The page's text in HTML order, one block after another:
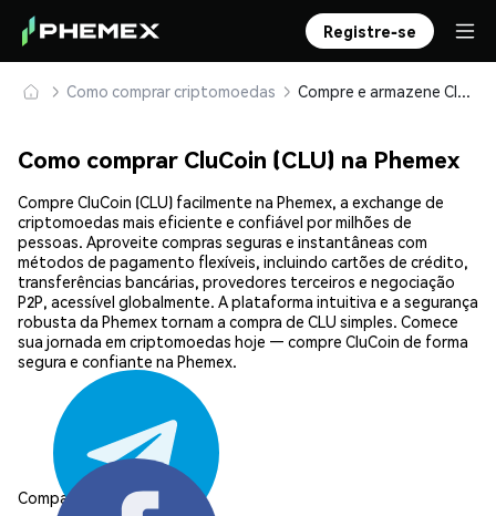
Registre-se
Como comprar criptomoedas Compre e armazene CluCoin (CLU) com segurança
Como comprar CluCoin (CLU) na Phemex
Compre CluCoin (CLU) facilmente na Phemex, a exchange de
criptomoedas mais eficiente e confiável por milhões de
pessoas. Aproveite compras seguras e instantâneas com
métodos de pagamento flexíveis, incluindo cartões de crédito,
transferências bancárias, provedores terceiros e negociação
P2P, acessível globalmente. A plataforma intuitiva e a segurança
robusta da Phemex tornam a compra de CLU simples. Comece
sua jornada em criptomoedas hoje — compre CluCoin de forma
segura e confiante na Phemex.
Compartilhar: